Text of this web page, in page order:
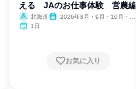
える JAのお仕事体験 営農編
北海道
2026年8月・9月・10月・11
1日
お気に入り